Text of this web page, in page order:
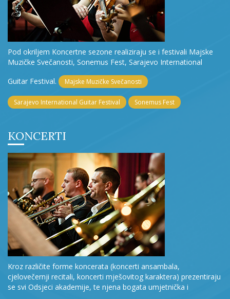
Pod okriljem Koncertne sezone realiziraju se i festivali Majske
Muzičke Svečanosti, Sonemus Fest, Sarajevo International
Guitar Festival.
Majske Muzičke Svečanosti
Sarajevo International Guitar Festival Sonemus Fest
KONCERTI
Kroz različite forme koncerata (koncerti ansambala,
cjelovečernji recitali, koncerti mješovitog karaktera) prezentiraju
se svi Odsjeci akademije, te njena bogata umjetnička i